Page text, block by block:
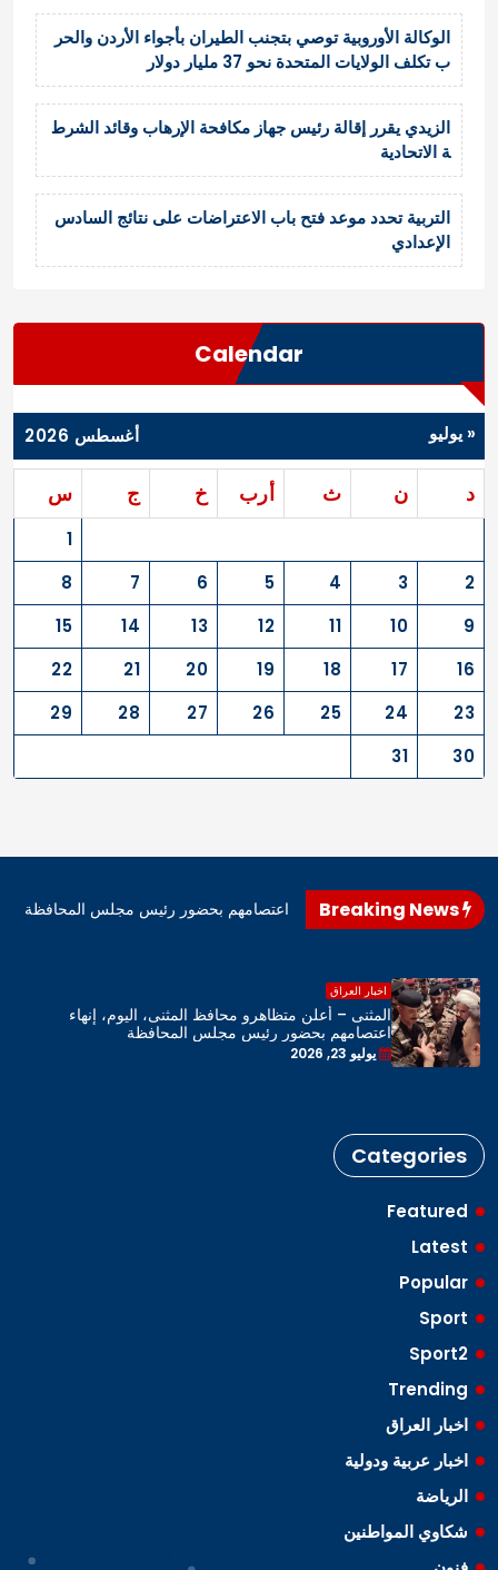
الوكالة الأوروبية توصي بتجنب الطيران بأجواء الأردن والحر
ب تكلف الولايات المتحدة نحو 37 مليار دولار
الزيدي يقرر إقالة رئيس جهاز مكافحة الإرهاب وقائد الشرط
ة الاتحادية
التربية تحدد موعد فتح باب الاعتراضات على نتائج السادس
الإعدادي
Calendar
أغسطس 2026
د ن ث أرب خ ج س
1
2
3
4
5
6
7
8
9
10
11
12
13
14
15
16
17
18
19
20
21
22
23
24
25
26
27
28
29
30
31
« يوليو
محافظ المثنى، اليوم، إنهاء اعتصامهم بحضور رئيس مجلس المحافظة
اخبار العراق
المثنى – أعلن متظاهرو محافظ المثنى، اليوم، إنهاء
اعتصامهم بحضور رئيس مجلس المحافظة
يوليو 23, 2026
Categories
Featured
Latest
Popular
Sport
Sport2
Trending
اخبار العراق
اخبار عربية ودولية
الرياضة
شكاوي المواطنين